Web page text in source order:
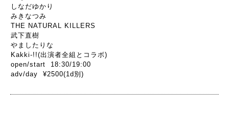
しなだゆかり
みきなつみ
THE NATURAL KILLERS
武下直樹
やましたりな
Kakki-!!(出演者全組とコラボ)
open/start 18:30/19:00
adv/day ¥2500(1d別)